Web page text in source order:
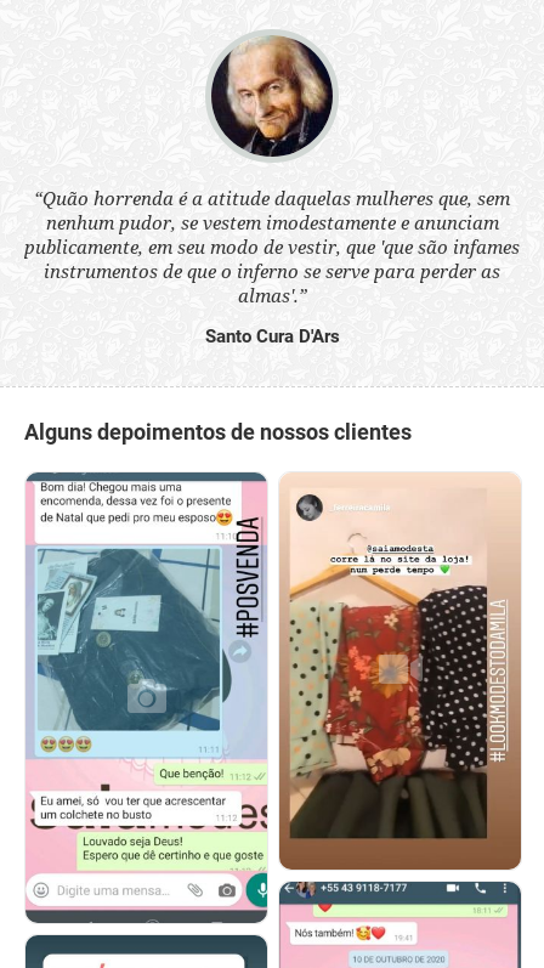
“Quão horrenda é a atitude daquelas mulheres que, sem
nenhum pudor, se vestem imodestamente e anunciam
publicamente, em seu modo de vestir, que 'que são infames
instrumentos de que o inferno se serve para perder as
almas'.”
Santo Cura D'Ars
Alguns depoimentos de nossos clientes